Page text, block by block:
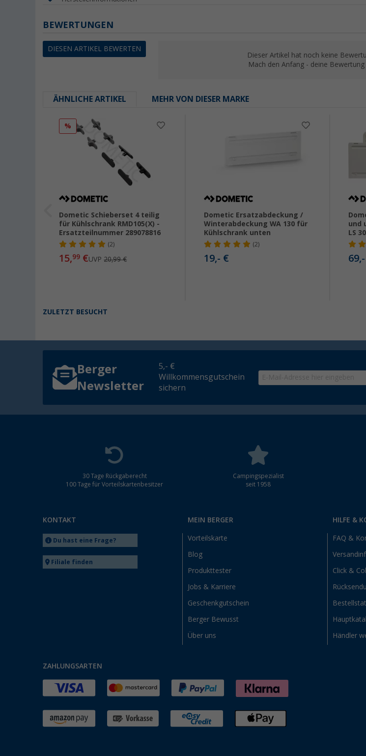
BEWERTUNGEN
DIESEN ARTIKEL BEWERTEN
Dieser Artikel hat noch keine
Mach den Anfang - deine Bewertung
ÄHNLICHE ARTIKEL MEHR VON DIESER MARKE
%
Dometic Schieberset 4 teilig
für Kühlschrank RMD105(X) -
Ersatzteilnummer 289078816
(2)
15,99 €UVP20,99 €
Dometic Ersatzabdeckung /
Winterabdeckung WA 130 für
Kühlschrank unten
(2)
19,- €
und
LS
ZULETZT BESUCHT
Berger
Newsletter
5,- €
Willkommensgutschein
sichern
30 Tage Rückgaberecht
100 Tage für Vorteilskartenbesitzer
Campingspezialist
seit 1958
KONTAKT
Du hast eine Frage?
Filiale finden
MEIN BERGER
Vorteilskarte
Blog
Produkttester
Jobs & Karriere
Geschenkgutschein
Berger Bewusst
Über uns
HILFE &
FAQ &
Click &
Händler
ZAHLUNGSARTEN